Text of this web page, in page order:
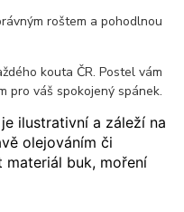
roštem a pohodlnou
kouta ČR. Postel vám
pro váš spokojený spánek.
ilustrativní a záleží na
olejováním či
materiál buk, moření